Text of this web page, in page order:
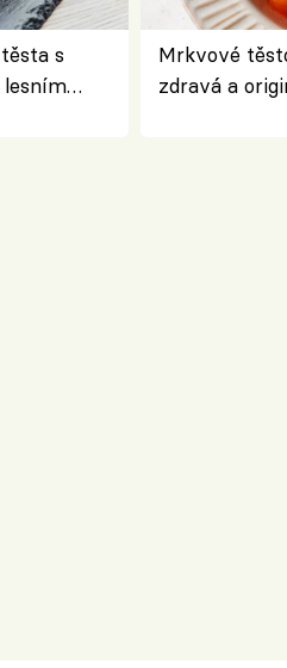
s
Mrkvové
zdravá a